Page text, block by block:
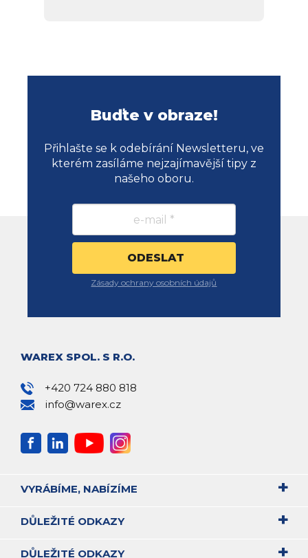
Buďte v obraze!
Přihlašte se k odebírání Newsletteru, ve
kterém zasíláme nejzajímavější tipy z
našeho oboru.
Zásady ochrany osobních údajů
WAREX SPOL. S R.O.
+420 724 880 818
info@warex.cz
VYRÁBÍME, NABÍZÍME
DŮLEŽITÉ ODKAZY
DŮLEŽITÉ ODKAZY